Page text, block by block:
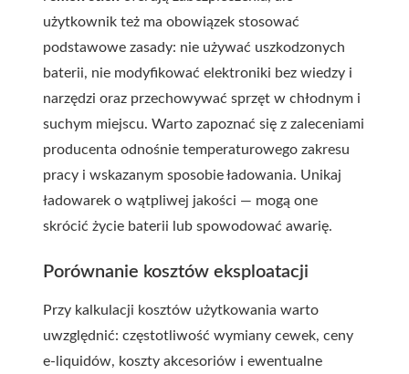
użytkownik też ma obowiązek stosować
podstawowe zasady: nie używać uszkodzonych
baterii, nie modyfikować elektroniki bez wiedzy i
narzędzi oraz przechowywać sprzęt w chłodnym i
suchym miejscu. Warto zapoznać się z zaleceniami
producenta odnośnie temperaturowego zakresu
pracy i wskazanym sposobie ładowania. Unikaj
ładowarek o wątpliwej jakości — mogą one
skrócić życie baterii lub spowodować awarię.
Porównanie kosztów eksploatacji
Przy kalkulacji kosztów użytkowania warto
uwzględnić: częstotliwość wymiany cewek, ceny
e-liquidów, koszty akcesoriów i ewentualne